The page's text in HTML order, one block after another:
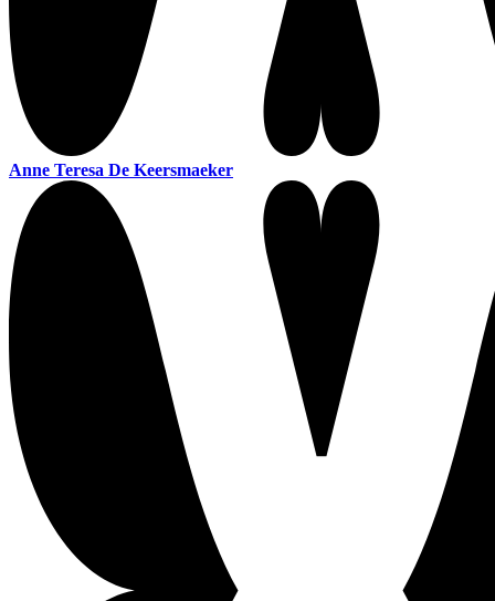
Anne Teresa De Keersmaeker